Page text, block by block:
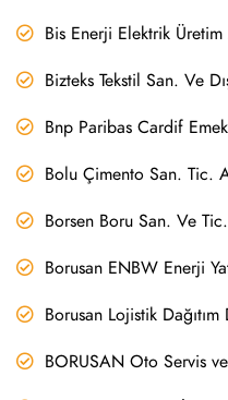
Bis Enerji Elektrik
Bizteks Tekstil San. Ve
Bnp Paribas Cardif
Bolu Çimento San. Tic.
Borsen Boru San. Ve
Borusan ENBW Enerji
Borusan Lojistik
BORUSAN Oto Servis